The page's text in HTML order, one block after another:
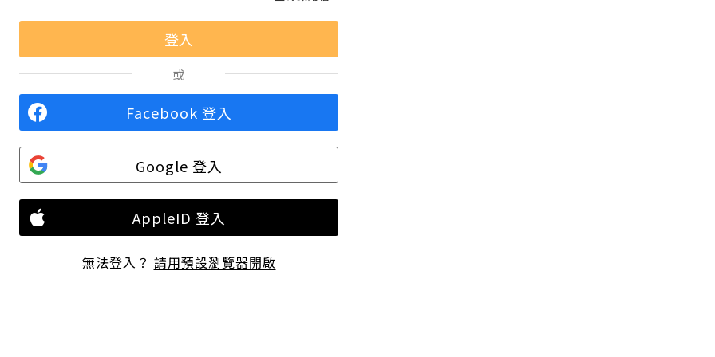
或
Facebook 登入
Google 登入
AppleID 登入
無法登入？ 請用預設瀏覽器開啟